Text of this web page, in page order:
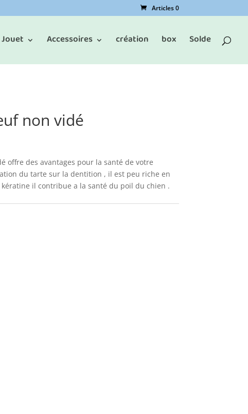
Articles 0
Jouet Accessoires création box Solde
non vidé
offre des avantages pour la santé de votre
du tarte sur la dentition , il est peu riche en
kératine il contribue a la santé du poil du chien .